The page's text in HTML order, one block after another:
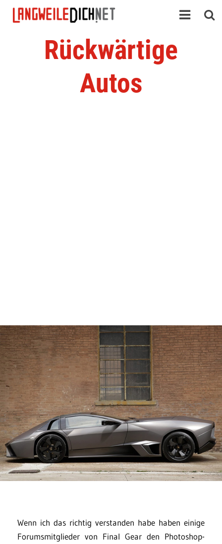
Rückwärtige
Autos
Wenn ich das richtig verstanden habe haben einige
Forumsmitglieder von Final Gear den Photoshop-